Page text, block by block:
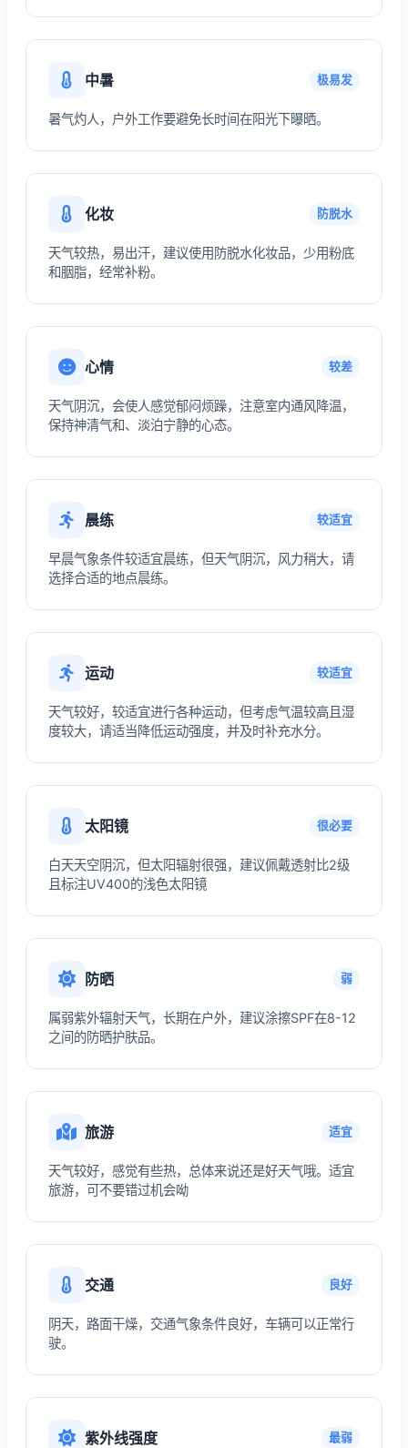
中暑 极易发
暑气灼人，户外工作要避免长时间在阳光下曝晒。
化妆 防脱水
天气较热，易出汗，建议使用防脱水化妆品，少用粉底
和胭脂，经常补粉。
心情 较差
天气阴沉，会使人感觉郁闷烦躁，注意室内通风降温，
保持神清气和、淡泊宁静的心态。
晨练 较适宜
早晨气象条件较适宜晨练，但天气阴沉，风力稍大，请
选择合适的地点晨练。
运动 较适宜
天气较好，较适宜进行各种运动，但考虑气温较高且湿
度较大，请适当降低运动强度，并及时补充水分。
太阳镜 很必要
白天天空阴沉，但太阳辐射很强，建议佩戴透射比2级
且标注UV400的浅色太阳镜
防晒 弱
属弱紫外辐射天气，长期在户外，建议涂擦SPF在8-12
之间的防晒护肤品。
旅游 适宜
天气较好，感觉有些热，总体来说还是好天气哦。适宜
旅游，可不要错过机会呦
交通 良好
阴天，路面干燥，交通气象条件良好，车辆可以正常行
驶。
紫外线强度 最弱